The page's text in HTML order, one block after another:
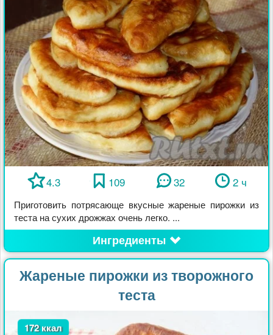
4.3 109 32 2 ч
Приготовить потрясающе вкусные жареные пирожки из
теста на сухих дрожжах очень легко. ...
Ингредиенты
Жареные пирожки из творожного
теста
172 ккал